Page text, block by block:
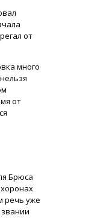
от
много
от
Брюса
речь уже